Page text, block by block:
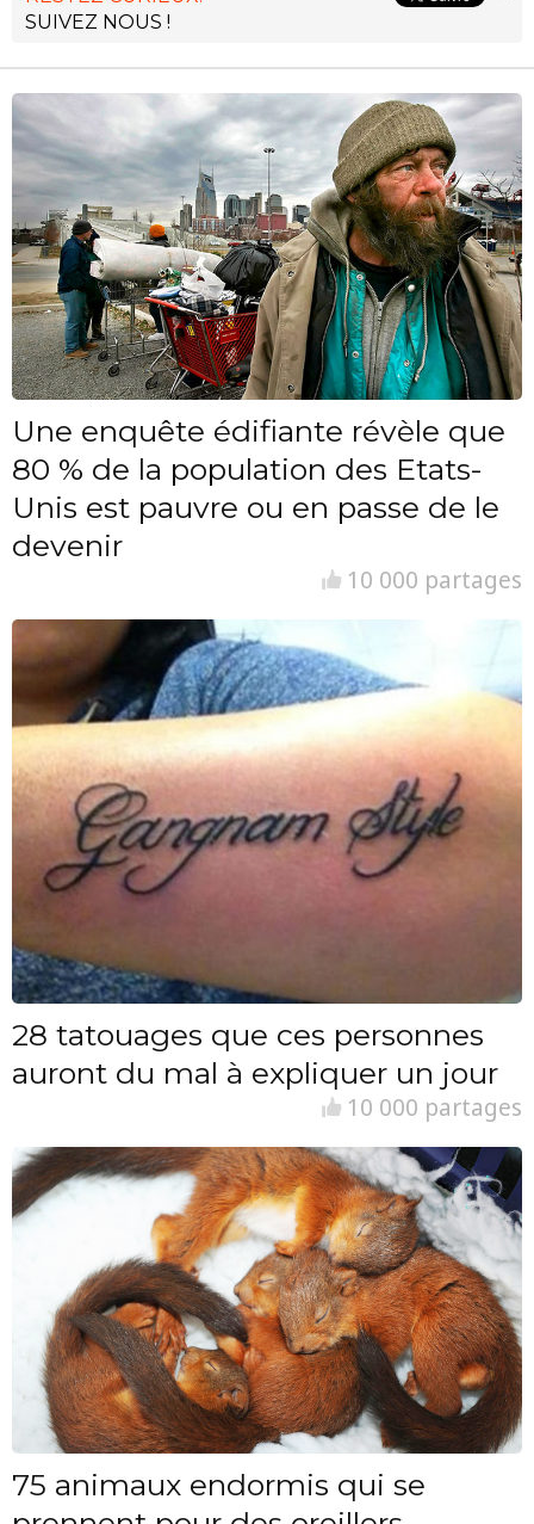
SUIVEZ NOUS !
Une enquête édifiante révèle que
80 % de la population des Etats-
Unis est pauvre ou en passe de le
devenir
10 000 partages
28 tatouages que ces personnes
auront du mal à expliquer un jour
10 000 partages
75 animaux endormis qui se